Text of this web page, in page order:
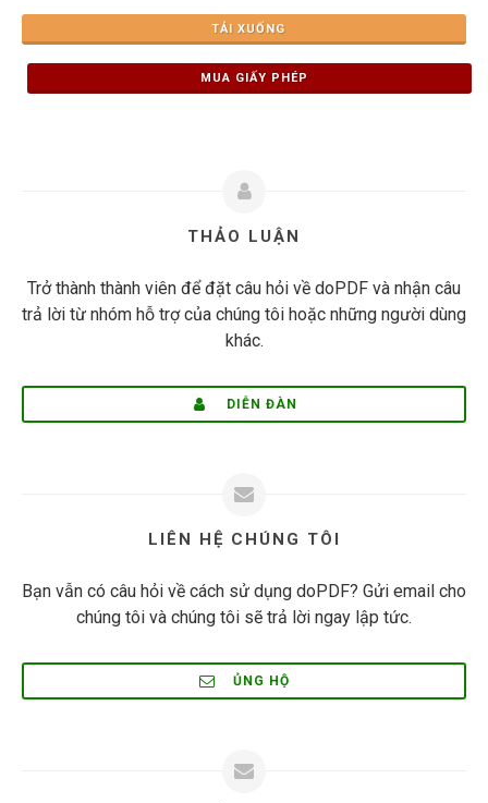
TẢI XUỐNG
MUA GIẤY PHÉP
THẢO LUẬN
Trở thành thành viên để đặt câu hỏi về doPDF và nhận câu
trả lời từ nhóm hỗ trợ của chúng tôi hoặc những người dùng
khác.
DIỄN ĐÀN
LIÊN HỆ CHÚNG TÔI
Bạn vẫn có câu hỏi về cách sử dụng doPDF? Gửi email cho
chúng tôi và chúng tôi sẽ trả lời ngay lập tức.
ỦNG HỘ